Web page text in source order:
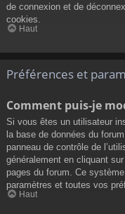
de connexion et de
cookies.
Haut
Préférences et
Comment puis-je
Si vous êtes un utilisateur
la base de données du
panneau de contrôle de
généralement en cliquant
pages du forum. Ce
paramètres et toutes vos
Haut